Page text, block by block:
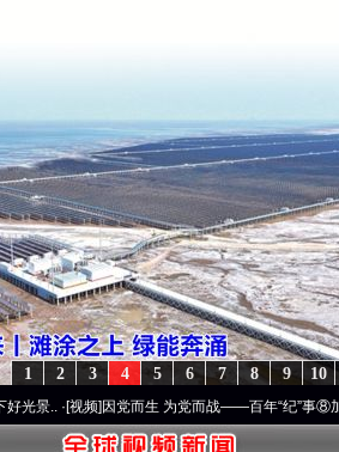
10
9
8
7
6
5
4
3
2
1
频]因党而生 为党而战——百年“纪”事⑧加强纪律..·[